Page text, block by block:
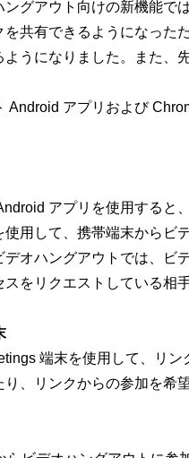
グアウト向けの新機能で
共有できるようになった
うになりました。また、
Android アプリおよび
アプリを使用すると
用して、携帯端末からビ
オハングアウトでは、ビ
をリクエストしている相
端末を使用して、リ
、リンクからの参加を希